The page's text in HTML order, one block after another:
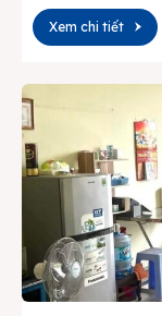
Xem chi tiết